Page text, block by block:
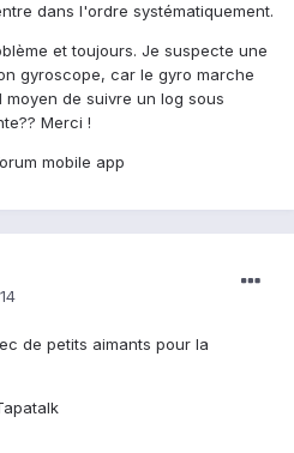
dans l'ordre systématiquement.
et toujours. Je suspecte une
gyroscope, car le gyro marche
de suivre un log sous
Merci !
mobile app
de petits aimants pour la